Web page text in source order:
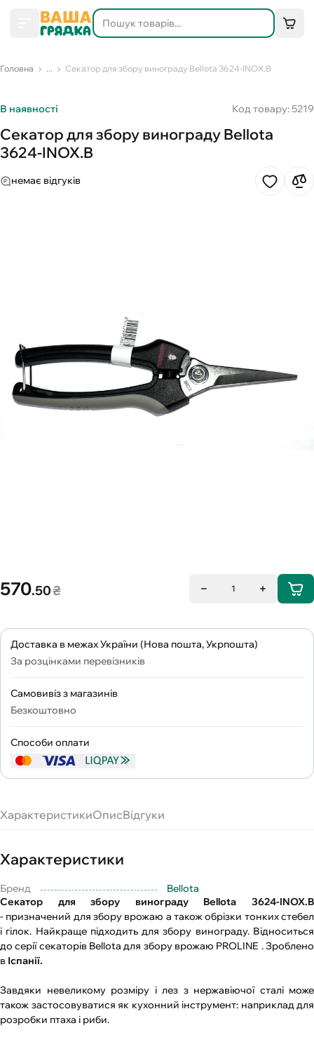
Головна ... Секатор для збору винограду Bellota 3624-INOX.B
В наявності Код товару: 5219
Секатор для збору винограду Bellota
3624-INOX.B
немає відгуків
570.50₴ 1
Доставка в межах України (Нова пошта, Укрпошта)
За розцінками перевізників
Самовивіз з магазинів
Безкоштовно
Способи оплати
ХарактеристикиОписВідгуки
Характеристики
Бренд
Bellota
Секатор для збору винограду Bellota 3624-INOX.B
- призначений для збору врожаю а також обрізки тонких стебел
і гілок. Найкраще підходить для збору винограду. Відноситься
до серії секаторів Bellota для збору врожаю PROLINE . Зроблено
в Іспанії.
Завдяки невеликому розміру і лез з нержавіючої сталі може
також застосовуватися як кухонний інструмент: наприклад для
розробки птаха і риби.